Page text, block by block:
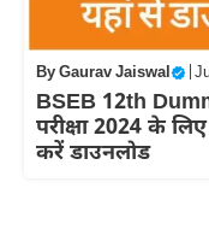
ByGaurav Jaiswal
BSEB 12th
परीक्षा 2024 के
करें डाउनलोड